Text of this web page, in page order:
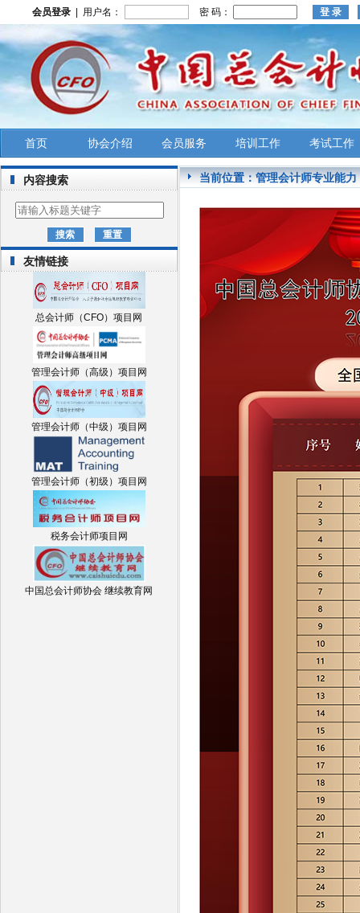
会员登录 | 用户名： 密 码：
首页 协会介绍 会员服务 培训工作 考试工作
内容搜索
友情链接
总会计师（CFO）项目网
管理会计师（高级）项目网
管理会计师（中级）项目网
管理会计师（初级）项目网
税务会计师项目网
中国总会计师协会 继续教育网
当前位置：管理会计师专业能